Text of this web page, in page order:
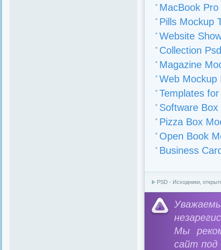
MacBook
Pills Mockup
Website
Collection
Magazine
Web Mockup
Templates
Software Box
Pizza Box
Open Book
Business
PSD - Исходники,
Мы
сайт под